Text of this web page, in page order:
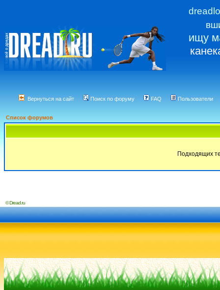
ищу
Вернуться на сайт Поиск по форуму FAQ Пользователи
Список форумов
Подходящих
© Dread.ru